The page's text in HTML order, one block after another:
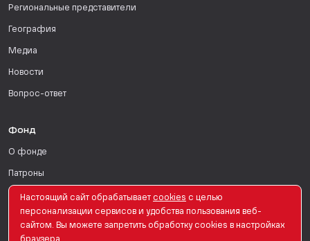
Региональные представители
География
Медиа
Новости
Вопрос-ответ
Фонд
О фонде
Патроны
Поддержать
Для СМИ
Настоящий сайт обрабатывает сookies с целью
персонализации сервисов и удобства пользования веб-
сайтом. Вы можете запретить обработку сookies в настройках